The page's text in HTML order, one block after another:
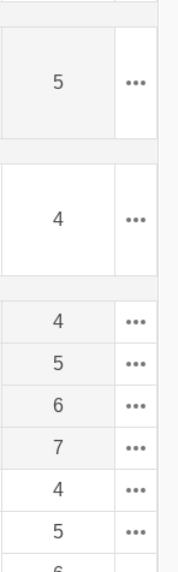
5
4
4
5
6
7
4
5